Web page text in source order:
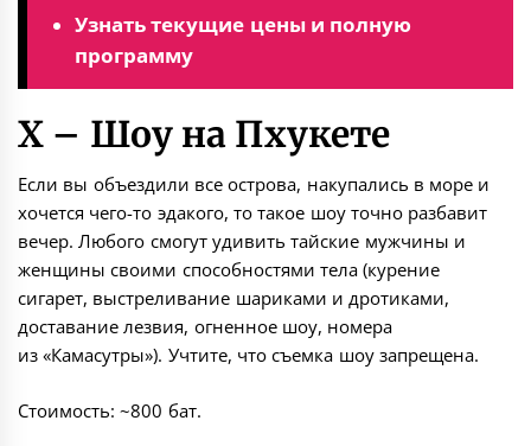
Узнать текущие цены и полную
программу
X – Шоу на Пхукете
Если вы объездили все острова, накупались в море и
хочется чего-то эдакого, то такое шоу точно разбавит
вечер. Любого смогут удивить тайские мужчины и
женщины своими способностями тела (курение
сигарет, выстреливание шариками и дротиками,
доставание лезвия, огненное шоу, номера
из «Камасутры»). Учтите, что съемка шоу запрещена.
Стоимость: ~800 бат.